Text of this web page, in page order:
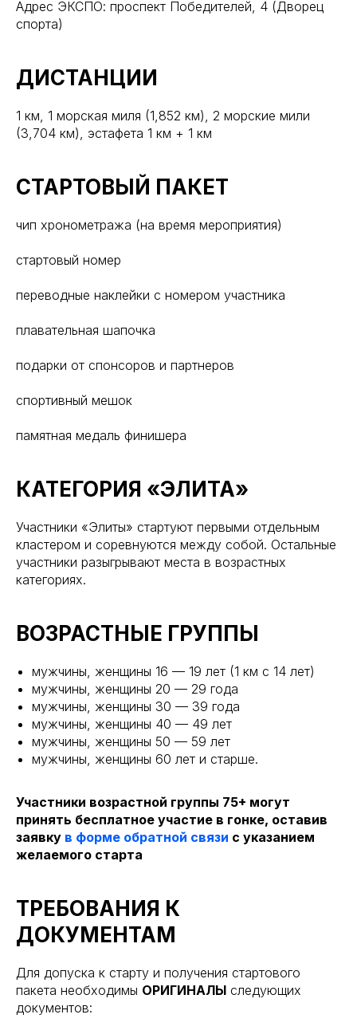
Адрес ЭКСПО: проспект Победителей, 4 (Дворец
спорта)
ДИСТАНЦИИ
1 км, 1 морская миля (1,852 км), 2 морские мили
(3,704 км), эстафета 1 км + 1 км
СТАРТОВЫЙ ПАКЕТ
чип хронометража (на время мероприятия)
стартовый номер
переводные наклейки с номером участника
плавательная шапочка
подарки от спонсоров и партнеров
спортивный мешок
памятная медаль финишера
КАТЕГОРИЯ «ЭЛИТА»
Участники «Элиты» стартуют первыми отдельным
кластером и соревнуются между собой. Остальные
участники разыгрывают места в возрастных
категориях.
ВОЗРАСТНЫЕ ГРУППЫ
мужчины, женщины 16 — 19 лет (1 км с 14 лет)
мужчины, женщины 20 — 29 года
мужчины, женщины 30 — 39 года
мужчины, женщины 40 — 49 лет
мужчины, женщины 50 — 59 лет
мужчины, женщины 60 лет и старше.
Участники возрастной группы 75+ могут
принять бесплатное участие в гонке, оставив
заявку в форме обратной связи с указанием
желаемого старта
ТРЕБОВАНИЯ К
ДОКУМЕНТАМ
Для допуска к старту и получения стартового
пакета необходимы ОРИГИНАЛЫ следующих
документов: